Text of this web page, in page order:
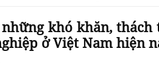
khó khăn,
ở Việt Nam hiện